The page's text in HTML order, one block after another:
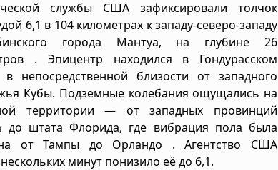
службы США зафиксировали толчок
6,1 в 104 километрах к западу-северо-западу
города Мантуа, на глубине 26
. Эпицентр находился в Гондурасском
в непосредственной близости от западного
Кубы. Подземные колебания ощущались на
территории — от западных провинций
до штата Флорида, где вибрация пола была
от Тампы до Орландо . Агентство США
минут понизило её до 6,1.